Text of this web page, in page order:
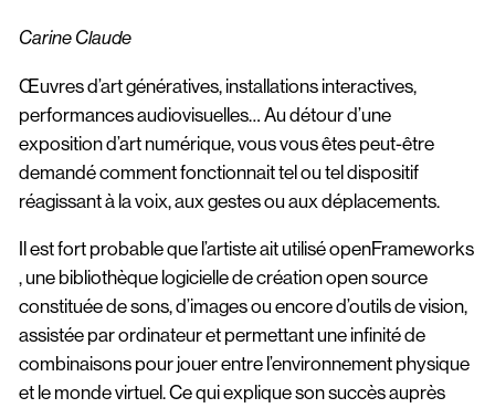
Carine Claude
Œuvres d’art génératives, installations interactives,
performances audiovisuelles… Au détour d’une
expositiond’art numérique, vous vous êtes peut-être
demandé comment fonctionnait tel ou tel dispositif
réagissant à la voix, aux gestes ou aux déplacements.
Il est fort probable que l’artiste ait utilisé openFrameworks
, une bibliothèque logicielle de création open source
constituée de sons, d’images ou encore d’outils de vision,
assistée par ordinateur et permettant une infinité de
combinaisons pour jouer entre l’environnement physique
et le monde virtuel. Ce qui explique son succès auprès
Partenaires
Location / Privatisation